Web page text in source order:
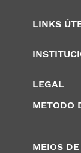
LINKS
LEGAL
METODO
MEIOS